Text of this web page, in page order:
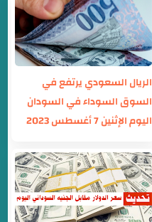
الريال السعودي يرتفع في
السوق السوداء في السودان
اليوم الإثنين 7 أغسطس 2023